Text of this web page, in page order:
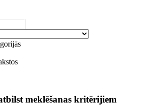
meklēšanas kritērijiem